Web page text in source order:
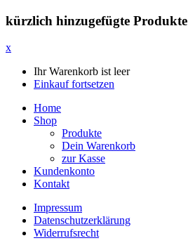
kürzlich hinzugefügte Produkte
x
Ihr Warenkorb ist leer
Einkauf fortsetzen
Home
Shop
Produkte
Dein Warenkorb
zur Kasse
Kundenkonto
Kontakt
Impressum
Datenschutzerklärung
Widerrufsrecht